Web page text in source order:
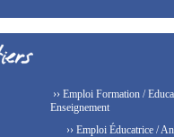
›› Emploi Formation /
Enseignement
›› Emploi Éducatrice /